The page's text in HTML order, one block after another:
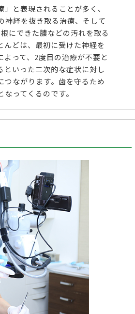
と表現されることが多く、
神経を抜き取る治療、そして
にできた膿などの汚れを取る
どは、最初に受けた神経を
って、2度目の治療が不要と
といった二次的な症状に対し
ながります。歯を守るため
ってくるのです。